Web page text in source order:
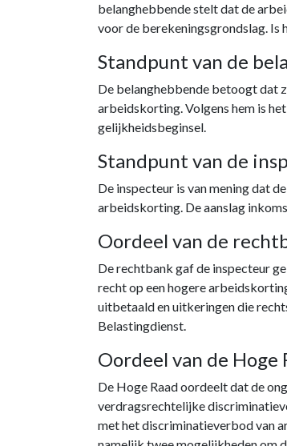
belanghebbende stelt dat de
voor de berekeningsgrondslag. Is
Standpunt van de
De belanghebbende betoogt dat
arbeidskorting. Volgens hem is
gelijkheidsbeginsel.
Standpunt van de
De inspecteur is van mening dat
arbeidskorting. De aanslag
Oordeel van de
De rechtbank gaf de inspecteur
recht op een hogere
uitbetaald en uitkeringen die
Belastingdienst.
Oordeel van de Hoge
De Hoge Raad oordeelt dat de
verdragsrechtelijke
met het discriminatieverbod van